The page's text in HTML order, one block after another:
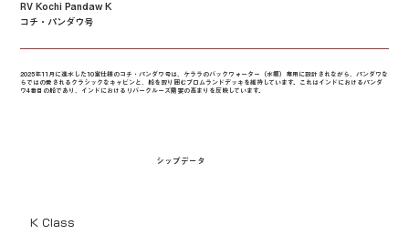
コチ・パンダウ号
RV Kochi Pandaw K
2025年11月に進水した10室仕様のコチ・パンダウ号は、ケララのバックウォーター（水郷）専用に設計されながら、パンダウな
らではの愛されるクラシックなキャビンと、船を取り囲むプロムランドデッキを維持しています。これはインドにおけるパンダ
ウ4番目の船であり、インドにおけるリバークルーズ需要の高まりを反映しています。
シップデータ
K Class